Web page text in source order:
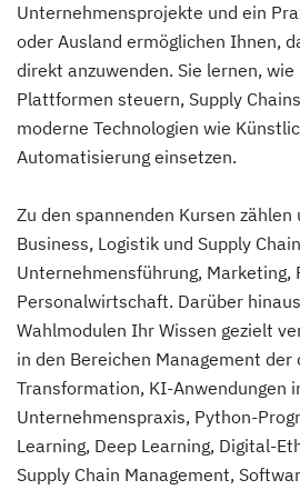
Unternehmensprojekte und ein
oder Ausland ermöglichen Ihnen,
direkt anzuwenden. Sie lernen,
Plattformen steuern, Supply
moderne Technologien wie
Automatisierung einsetzen.
Zu den spannenden Kursen
Business, Logistik und Supply
Unternehmensführung, Marketing,
Personalwirtschaft. Darüber
Wahlmodulen Ihr Wissen gezielt
in den Bereichen Management der
Transformation, KI-Anwendungen
Unternehmenspraxis, Python-
Learning, Deep Learning, Digital-
Supply Chain Management,